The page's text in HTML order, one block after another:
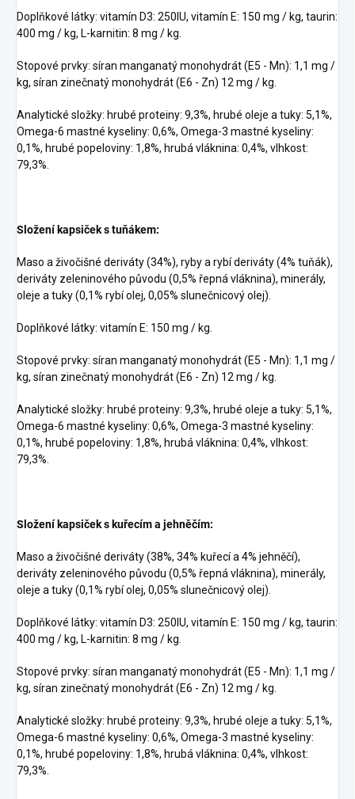
Doplňkové látky: vitamín D3: 250IU, vitamín E: 150 mg / kg, taurin:
400 mg / kg, L-karnitin: 8 mg / kg.
Stopové prvky: síran manganatý monohydrát (E5 - Mn): 1,1 mg /
kg, síran zinečnatý monohydrát (E6 - Zn) 12 mg / kg.
Analytické složky: hrubé proteiny: 9,3%, hrubé oleje a tuky: 5,1%,
Omega-6 mastné kyseliny: 0,6%, Omega-3 mastné kyseliny:
0,1%, hrubé popeloviny: 1,8%, hrubá vláknina: 0,4%, vlhkost:
79,3%.
Složení kapsiček s tuňákem:
Maso a živočišné deriváty (34%), ryby a rybí deriváty (4% tuňák),
deriváty zeleninového původu (0,5% řepná vláknina), minerály,
oleje a tuky (0,1% rybí olej, 0,05% slunečnicový olej).
Doplňkové látky: vitamín E: 150 mg / kg.
Stopové prvky: síran manganatý monohydrát (E5 - Mn): 1,1 mg /
kg, síran zinečnatý monohydrát (E6 - Zn) 12 mg / kg.
Analytické složky: hrubé proteiny: 9,3%, hrubé oleje a tuky: 5,1%,
Omega-6 mastné kyseliny: 0,6%, Omega-3 mastné kyseliny:
0,1%, hrubé popeloviny: 1,8%, hrubá vláknina: 0,4%, vlhkost:
79,3%.
Složení kapsiček s kuřecím a jehněčím:
Maso a živočišné deriváty (38%, 34% kuřecí a 4% jehněčí),
deriváty zeleninového původu (0,5% řepná vláknina), minerály,
oleje a tuky (0,1% rybí olej, 0,05% slunečnicový olej).
Doplňkové látky: vitamín D3: 250IU, vitamín E: 150 mg / kg, taurin:
400 mg / kg, L-karnitin: 8 mg / kg.
Stopové prvky: síran manganatý monohydrát (E5 - Mn): 1,1 mg /
kg, síran zinečnatý monohydrát (E6 - Zn) 12 mg / kg.
Analytické složky: hrubé proteiny: 9,3%, hrubé oleje a tuky: 5,1%,
Omega-6 mastné kyseliny: 0,6%, Omega-3 mastné kyseliny:
0,1%, hrubé popeloviny: 1,8%, hrubá vláknina: 0,4%, vlhkost:
79,3%.